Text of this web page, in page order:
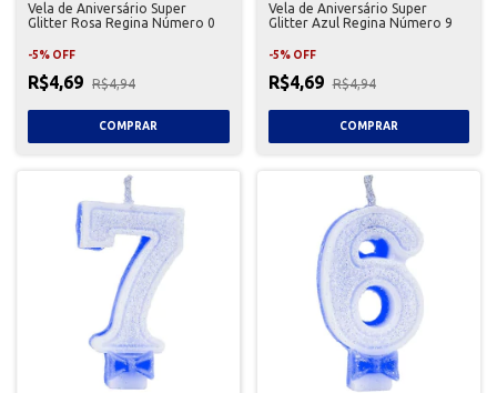
Vela de Aniversário Super
Glitter Rosa Regina Número 0
-5% OFF
R$4,69 R$4,94
Vela de Aniversário Super
Glitter Azul Regina Número 9
-5% OFF
R$4,69 R$4,94